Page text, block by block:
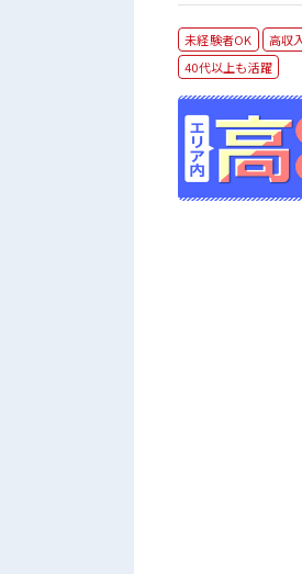
未経験者OK 高収
40代以上も活躍